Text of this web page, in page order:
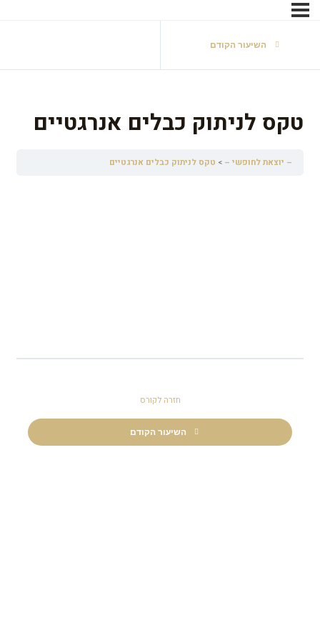
השיעור הקודם
טקס לניתוק כבלים אנרגטיים
– יוצאת לחופשי – טקס לניתוק כבלים אנרגטיים
השיעור הקודם
חזרה לקורס